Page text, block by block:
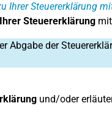
Ihrer Steuererklärung
Steuererklärung
Abgabe der
und/oder